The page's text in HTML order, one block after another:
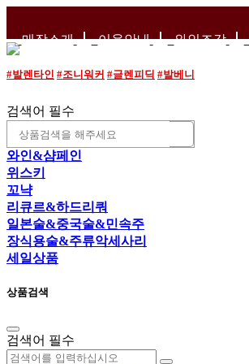
매장소개
이용안내 와인조각
#발렌타인 #조니워커 #글렌피딕 #발베니
검색어 필수
와인&샴페인
위스키
꼬냑
리큐르&하드리쿼
일본술&중국술&민속주
장식용술&주류악세사리
세일상품
상품검색
검색어 필수